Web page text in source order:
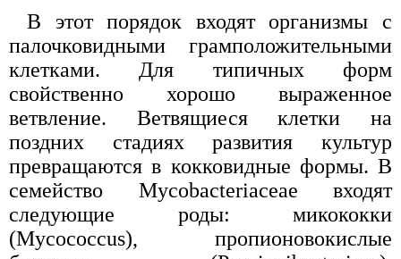
В этот порядок входят организмы с
палочковидными грамположительными
клетками. Для типичных форм
свойственно хорошо выраженное
ветвление. Ветвящиеся клетки на
поздних стадиях развития культур
превращаются в кокковидные формы. В
семейство Mycobacteriaceae входят
следующие роды: микококки
(Mycococcus), пропионовокислые